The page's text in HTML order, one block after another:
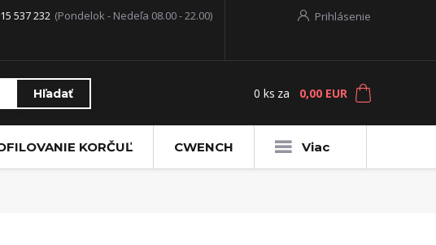
Prihlásenie
Hľadať
537 232 (Pondelok - Nedeľa 08.00 - 22.00)
0 ks za 0,00 EUR
KORČUĽ CWENCH Viac